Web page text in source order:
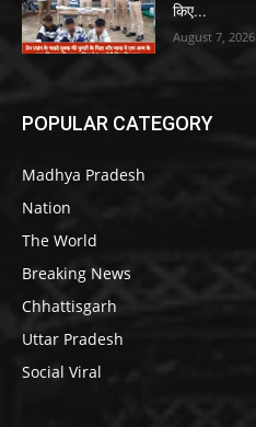
किए...
August 7, 2026
POPULAR CATEGORY
Madhya Pradesh
Nation
The World
Breaking News
Chhattisgarh
Uttar Pradesh
Social Viral